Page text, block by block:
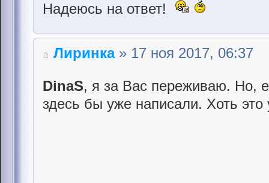
Надеюсь на ответ!
Лиринка» 17 ноя 2017, 06:37
DinaS, я за Вас переживаю. Но,
здесь бы уже написали. Хоть это